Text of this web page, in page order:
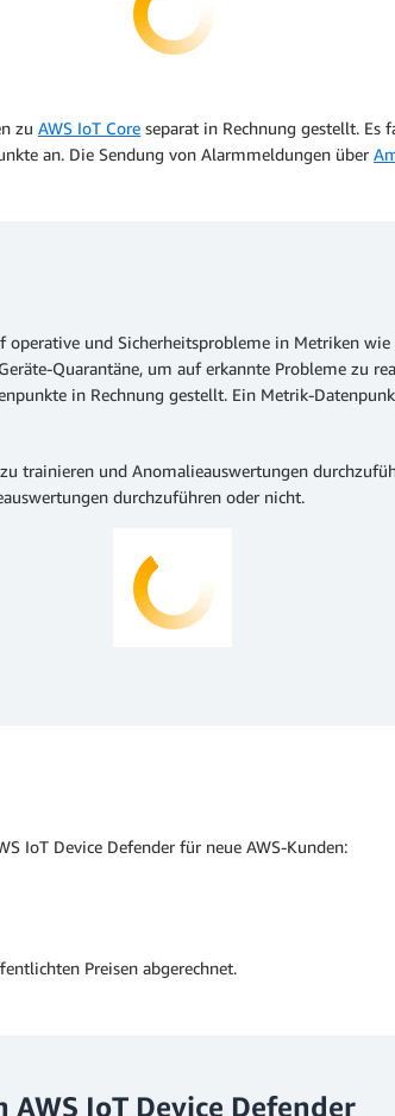
zu AWS IoT Core separat in Rechnung gestellt. Es
an. Die Sendung von Alarmmeldungen über
und Sicherheitsprobleme in Metriken
Quarantäne, um auf erkannte Probleme zu
in Rechnung gestellt. Ein Metrik-
trainieren und Anomalieauswertungen
durchzuführen oder nicht.
IoT Device Defender für neue AWS-Kunden:
Preisen abgerechnet.
IoT Device Defender